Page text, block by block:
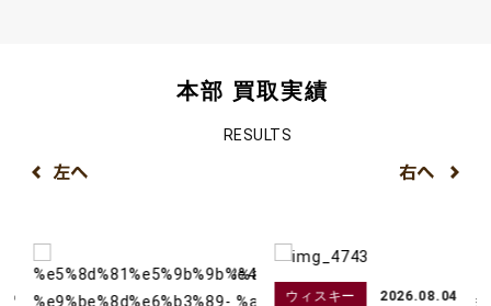
本部 買取実績
RESULTS
ウィスキー
2026.08.04